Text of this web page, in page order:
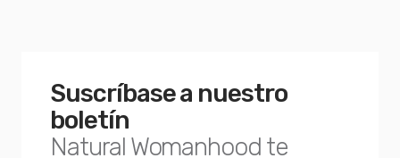
Suscríbase a nuestro
boletín
Natural Womanhood te